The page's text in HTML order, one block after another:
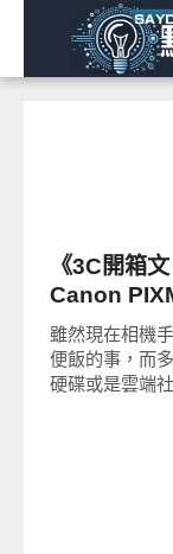
《3C開箱
Canon
輕巧不佔空
專業好照片
～IG方型照
雖然現在相機
便飯的事，而
硬碟或是雲端